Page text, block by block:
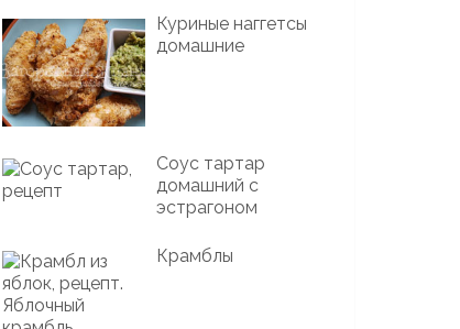
Куриные наггетсы
домашние
Соус тартар
домашний с
эстрагоном
Крамблы